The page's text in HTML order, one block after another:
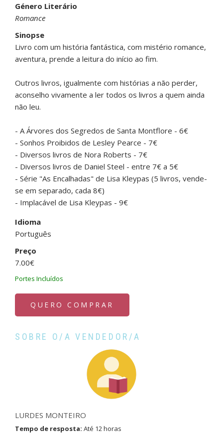
Género Literário
Romance
Sinopse
Livro com um história fantástica, com mistério romance,
aventura, prende a leitura do início ao fim.
Outros livros, igualmente com histórias a não perder,
aconselho vivamente a ler todos os livros a quem ainda
não leu.
- A Árvores dos Segredos de Santa Montflore - 6€
- Sonhos Proibidos de Lesley Pearce - 7€
- Diversos livros de Nora Roberts - 7€
- Diversos livros de Daniel Steel - entre 7€ a 5€
- Série "As Encalhadas" de Lisa Kleypas (5 livros, vende-
se em separado, cada 8€)
- Implacável de Lisa Kleypas - 9€
Idioma
Português
Preço
7.00€
Portes Incluídos
QUERO COMPRAR
SOBRE O/A VENDEDOR/A
LURDES MONTEIRO
Tempo de resposta: Até 12 horas